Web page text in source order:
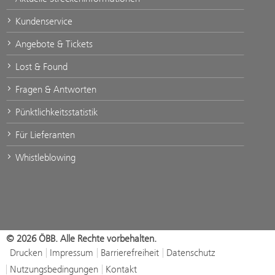
Kundenservice
Angebote & Tickets
Lost & Found
Fragen & Antworten
Pünktlichkeitsstatistik
Für Lieferanten
Whistleblowing
© 2026 ÖBB. Alle Rechte vorbehalten.
Drucken
Impressum Barrierefreiheit
Datenschutz
Nutzungsbedingungen
Kontakt